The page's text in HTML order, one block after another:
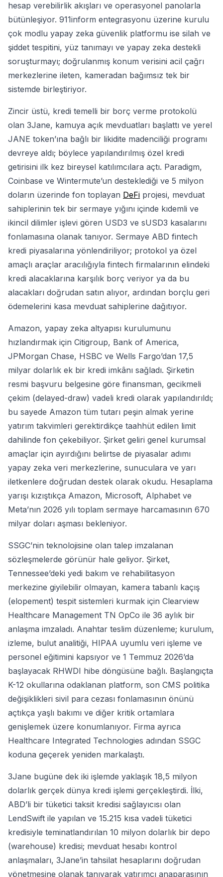
hesap verebilirlik akışları ve operasyonel panolarla
bütünleşiyor. 911inform entegrasyonu üzerine kurulu
çok modlu yapay zeka güvenlik platformu ise silah ve
şiddet tespitini, yüz tanımayı ve yapay zeka destekli
soruşturmayı; doğrulanmış konum verisini acil çağrı
merkezlerine ileten, kameradan bağımsız tek bir
sistemde birleştiriyor.
Zincir üstü, kredi temelli bir borç verme protokolü
olan 3Jane, kamuya açık mevduatları başlattı ve yerel
JANE token’ına bağlı bir likidite madenciliği programı
devreye aldı; böylece yapılandırılmış özel kredi
getirisini ilk kez bireysel katılımcılara açtı. Paradigm,
Coinbase ve Wintermute’un desteklediği ve 5 milyon
doların üzerinde fon toplayan DeFi projesi, mevduat
sahiplerinin tek bir sermaye yığını içinde kıdemli ve
ikincil dilimler işlevi gören USD3 ve sUSD3 kasalarını
fonlamasına olanak tanıyor. Sermaye ABD fintech
kredi piyasalarına yönlendiriliyor; protokol ya özel
amaçlı araçlar aracılığıyla fintech firmalarının elindeki
kredi alacaklarına karşılık borç veriyor ya da bu
alacakları doğrudan satın alıyor, ardından borçlu geri
ödemelerini kasa mevduat sahiplerine dağıtıyor.
Amazon, yapay zeka altyapısı kurulumunu
hızlandırmak için Citigroup, Bank of America,
JPMorgan Chase, HSBC ve Wells Fargo’dan 17,5
milyar dolarlık ek bir kredi imkânı sağladı. Şirketin
resmi başvuru belgesine göre finansman, gecikmeli
çekim (delayed-draw) vadeli kredi olarak yapılandırıldı;
bu sayede Amazon tüm tutarı peşin almak yerine
yatırım takvimleri gerektirdikçe taahhüt edilen limit
dahilinde fon çekebiliyor. Şirket geliri genel kurumsal
amaçlar için ayırdığını belirtse de piyasalar adımı
yapay zeka veri merkezlerine, sunuculara ve yarı
iletkenlere doğrudan destek olarak okudu. Hesaplama
yarışı kızıştıkça Amazon, Microsoft, Alphabet ve
Meta’nın 2026 yılı toplam sermaye harcamasının 670
milyar doları aşması bekleniyor.
SSGC’nin teknolojisine olan talep imzalanan
sözleşmelerde görünür hale geliyor. Şirket,
Tennessee’deki yedi bakım ve rehabilitasyon
merkezine giyilebilir olmayan, kamera tabanlı kaçış
(elopement) tespit sistemleri kurmak için Clearview
Healthcare Management TN OpCo ile 36 aylık bir
anlaşma imzaladı. Anahtar teslim düzenleme; kurulum,
izleme, bulut analitiği, HIPAA uyumlu veri işleme ve
personel eğitimini kapsıyor ve 1 Temmuz 2026’da
başlayacak RHWDI hibe döngüsüne bağlı. Başlangıçta
K-12 okullarına odaklanan platform, son CMS politika
değişiklikleri sivil para cezası fonlamasının önünü
açtıkça yaşlı bakımı ve diğer kritik ortamlara
genişlemek üzere konumlanıyor. Firma ayrıca
Healthcare Integrated Technologies adından SSGC
koduna geçerek yeniden markalaştı.
3Jane bugüne dek iki işlemde yaklaşık 18,5 milyon
dolarlık gerçek dünya kredi işlemi gerçekleştirdi. İlki,
ABD’li bir tüketici taksit kredisi sağlayıcısı olan
LendSwift ile yapılan ve 15.215 kısa vadeli tüketici
kredisiyle teminatlandırılan 10 milyon dolarlık bir depo
(warehouse) kredisi; mevduat hesabı kontrol
anlaşmaları, 3Jane’in tahsilat hesaplarını doğrudan
yönetmesine olanak tanıyarak yatırımcı anaparasının